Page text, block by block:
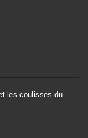
les coulisses du